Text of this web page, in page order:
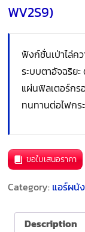
WV2S9)
ฟังก์ชั่นเป่าไล่ค
ระบบตาอัจฉริย
แผ่นฟิลเตอร์กร
ทนทานต่อไฟกร
ขอใบเสนอราคา
Category: แอร์ผนั
Description